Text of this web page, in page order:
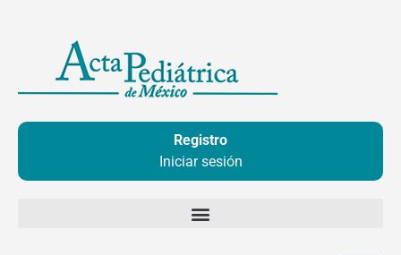
contenido
Registro
Iniciar sesión